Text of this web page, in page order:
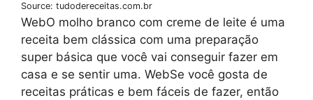
Source: tudodereceitas.com.br
WebO molho branco com creme de leite é uma
receita bem clássica com uma preparação
super básica que você vai conseguir fazer em
casa e se sentir uma. WebSe você gosta de
receitas práticas e bem fáceis de fazer, então